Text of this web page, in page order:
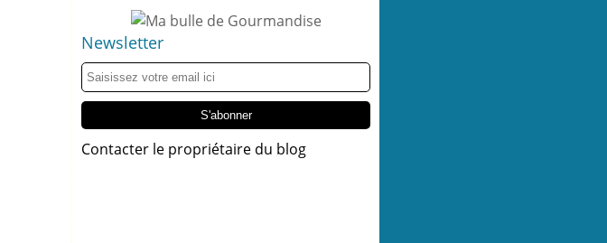
Newsletter
Contacter le propriétaire du blog